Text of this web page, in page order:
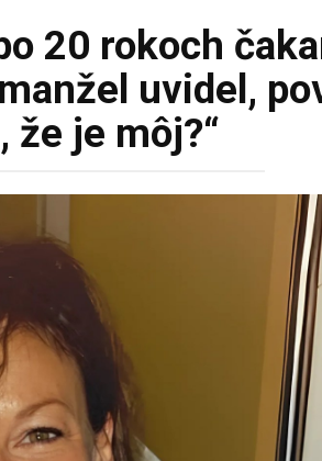
20 rokoch
uvidel,
že je môj?“